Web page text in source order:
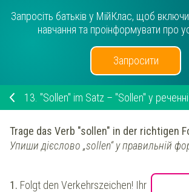
Запросіть батьків у МійКлас, щоб
навчання та проінформувати про
Запросити
13. "Sollen" im Satz – "Sollen" у реченні
Trage das Verb "sollen" in der richtigen
Упиши дієслово „sollen“ у правильній
1. Folgt den Verkehrszeichen! Ihr